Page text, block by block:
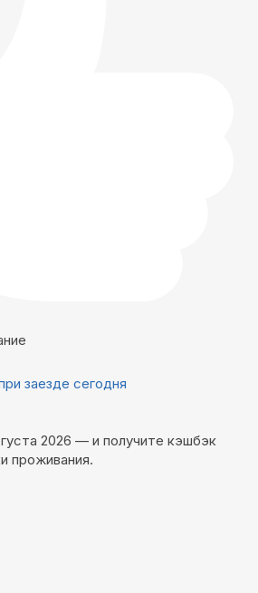
заезде сегодня
2026 — и получите кэшбэк
проживания.